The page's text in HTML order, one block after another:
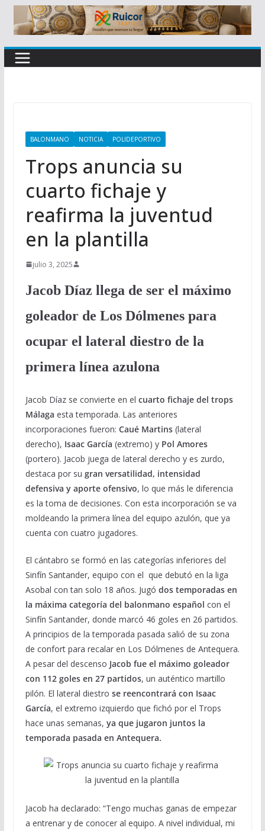
BALONMANO NOTICIA POLIDEPORTIVO
Trops anuncia su
cuarto fichaje y
reafirma la juventud
en la plantilla
julio 3, 2025
Jacob Díaz llega de ser el máximo
goleador de Los Dólmenes para
ocupar el lateral diestro de la
primera línea azulona
Jacob Díaz se convierte en el cuarto fichaje del trops
Málaga esta temporada. Las anteriores
incorporaciones fueron: Caué Martins(lateral
derecho), Isaac García (extremo) y Pol Amores
(portero). Jacob juega de lateral derecho y es zurdo,
destaca por su gran versatilidad, intensidad
defensiva y aporte ofensivo, lo que más le diferencia
es la toma de decisiones. Con esta incorporación se va
moldeando la primera línea del equipo azulón, que ya
cuenta con cuatro jugadores.
El cántabro se formó en las categorías inferiores del
Sinfín Santander, equipo con el que debutó en la liga
Asobal con tan solo 18 años. Jugó dos temporadas en
la máxima categoría del balonmano español con el
Sinfín Santander, donde marcó 46 goles en 26 partidos.
A principios de la temporada pasada salió de su zona
de confort para recalar en Los Dólmenes de Antequera.
A pesar del descenso Jacob fue el máximo goleador
con 112 goles en 27 partidos, un auténtico martillo
pilón. El lateral diestro se reencontrará con Isaac
García, el extremo izquierdo que fichó por el Trops
hace unas semanas, ya que jugaron juntos la
temporada pasada en Antequera.
Jacob ha declarado: “Tengo muchas ganas de empezar
a entrenar y de conocer al equipo. A nivel individual, mi